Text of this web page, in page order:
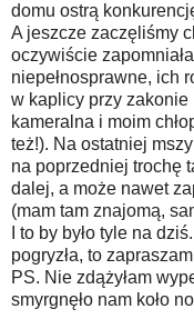
domu ostrą
A jeszcze zaczęliśmy
oczywiście
niepełnosprawne, ich
w kaplicy przy zakonie
kameralna i moim
też!). Na ostatniej
na poprzedniej trochę
dalej, a może nawet
(mam tam znajomą,
I to by było tyle na
pogryzła, to
PS. Nie zdążyłam
smyrgnęło nam koło